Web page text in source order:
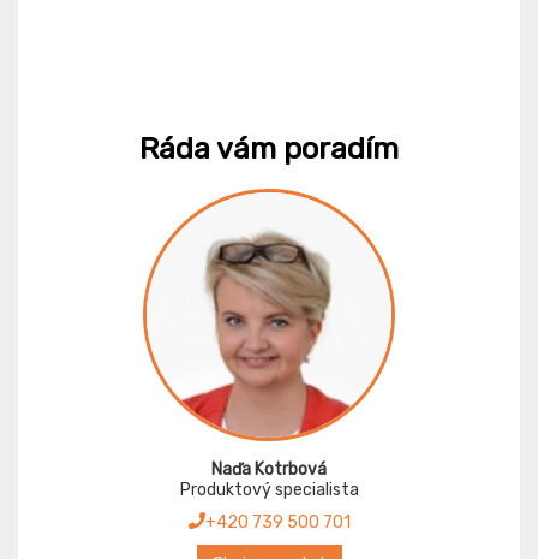
Ráda vám poradím
Naďa Kotrbová
Produktový specialista
+420 739 500 701